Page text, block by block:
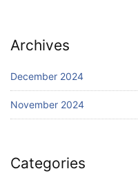
Archives
December 2024
November 2024
Categories